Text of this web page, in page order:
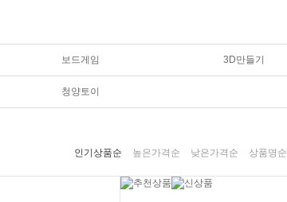
보드게임 3D만들기
청양토이
인기상품순 높은가격순 낮은가격순 상품명순